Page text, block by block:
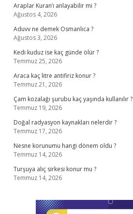
Araplar Kuran’ı anlayabilir mi ?
Ağustos 4, 2026
Aduvv ne demek Osmanlıca ?
Ağustos 3, 2026
Kedi kuduz ise kaç günde ölür ?
Temmuz 25, 2026
Araca kaç litre antifiriz konur ?
Temmuz 21, 2026
Çam kozalağı şurubu kaç yaşında kullanılır ?
Temmuz 19, 2026
Doğal radyasyon kaynakları nelerdir ?
Temmuz 17, 2026
Nesne korunumu hangi dönem oldu ?
Temmuz 14, 2026
Turşuya alıç sirkesi konur mu ?
Temmuz 14, 2026